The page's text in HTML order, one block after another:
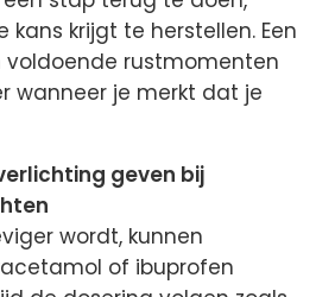
krijgt te herstellen. Een
voldoende rustmomenten
wanneer je merkt dat je
geven bij
wordt, kunnen
of ibuprofen